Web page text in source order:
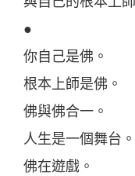
●
你自己是佛。
根本上師是佛。
佛與佛合一。
人生是一個舞台。
佛在遊戲。